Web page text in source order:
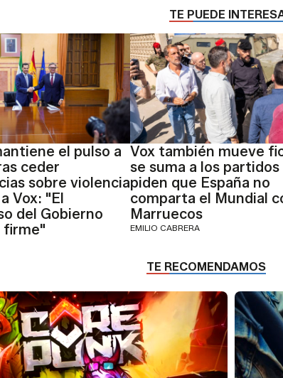
TE PUEDE
el pulso a
ceder
sobre violencia
Vox: "El
del Gobierno
firme"
Vox también mueve
se suma a los partidos
piden que España no
comparta el Mundial
Marruecos
EMILIO CABRERA